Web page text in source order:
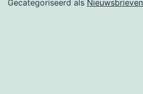
Gecategoriseerd als Nieuwsbrieven